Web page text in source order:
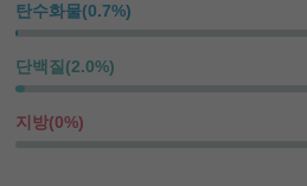
탄수화물(0.7%)
단백질(2.0%)
지방(0%)